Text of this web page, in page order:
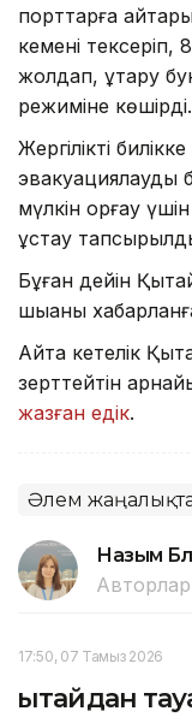
порттарға
кемені
жолдап, құтқару
режиміне көшірді.
Жергілікті
эвакуациялауды
мүлкін қорғау
ұстау
Бұған дейін
шыққаны
Айта кетелік
зерттейтін
жазған едік.
Әлем
Назым
Авторлар
17:50, 07 Тамыз 2026
Қытайдан